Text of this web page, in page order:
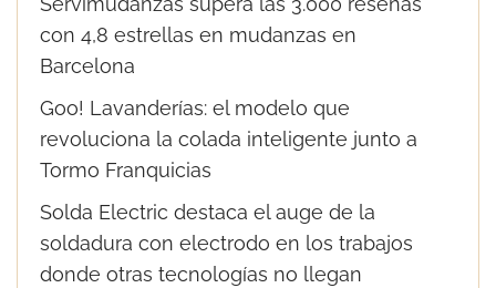
con 4,8 estrellas en mudanzas en
Barcelona
Goo! Lavanderías: el modelo que
revoluciona la colada inteligente junto a
Tormo Franquicias
Solda Electric destaca el auge de la
soldadura con electrodo en los trabajos
donde otras tecnologías no llegan